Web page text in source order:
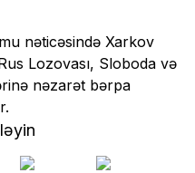
nəticəsində Xarkov
Lozovası, Sloboda və
nəzarət bərpa